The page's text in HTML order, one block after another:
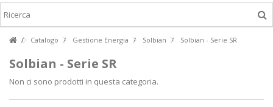
Catalogo Gestione Energia Solbian Solbian - Serie SR
Solbian - Serie SR
Non ci sono prodotti in questa categoria.